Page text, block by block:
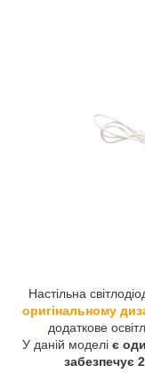
Настільна
оригінальному
додаткове
У даній моделі є
забезпечує